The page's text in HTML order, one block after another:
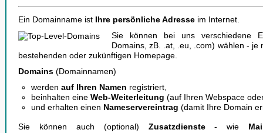
Ein Domainname ist Ihre persönliche Adresse im Internet.
Sie können bei uns verschiedene
Domains, zB. .at, .eu, .com) wählen - je
bestehenden oder zukünftigen Homepage.
Domains (Domainnamen)
werden auf Ihren Namen registriert,
beinhalten eine Web-Weiterleitung (auf Ihren Webspace
und erhalten einen Nameservereintrag (damit Ihre Domain
Sie können auch (optional) Zusatzdienste- wie